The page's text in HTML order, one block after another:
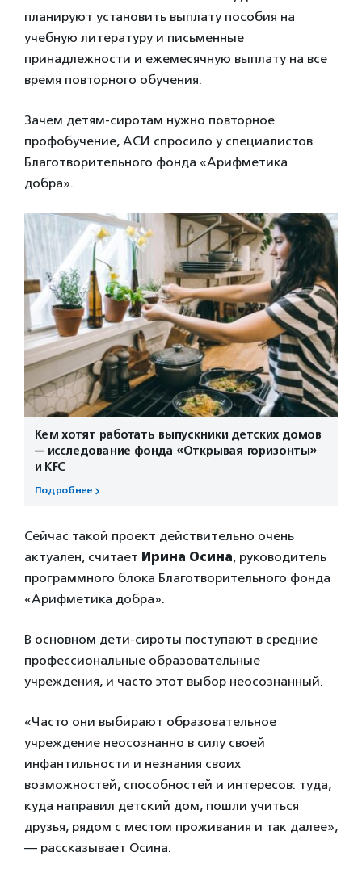
планируют установить выплату пособия на
учебную литературу и письменные
принадлежности и ежемесячную выплату на все
время повторного обучения.
Зачем детям-сиротам нужно повторное
профобучение, АСИ спросило у специалистов
Благотворительного фонда «Арифметика
добра».
Кем хотят работать выпускники детских домов
— исследование фонда «Открывая горизонты»
и KFC
Подробнее
Сейчас такой проект действительно очень
актуален, считает Ирина Осина, руководитель
программного блока Благотворительного фонда
«Арифметика добра».
В основном дети-сироты поступают в средние
профессиональные образовательные
учреждения, и часто этот выбор неосознанный.
«Часто они выбирают образовательное
учреждение неосознанно в силу своей
инфантильности и незнания своих
возможностей, способностей и интересов: туда,
куда направил детский дом, пошли учиться
друзья, рядом с местом проживания и так далее»,
— рассказывает Осина.